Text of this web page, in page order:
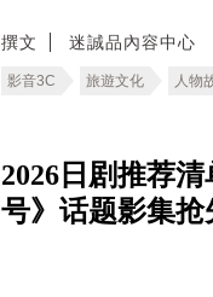
撰文 迷誠品內容中心
影音3C 旅遊文化 人物
2026日剧推荐
号》话题影集抢